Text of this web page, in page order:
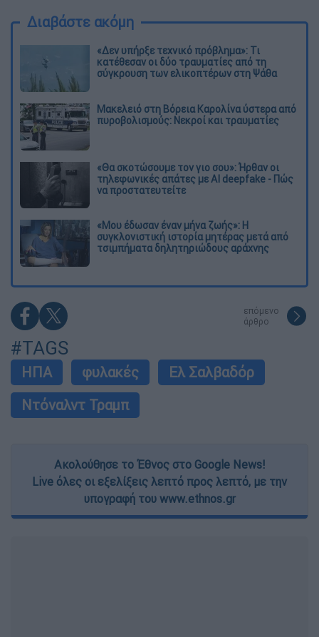
Διαβάστε ακόμη
«Δεν υπήρξε τεχνικό πρόβλημα»: Τι
κατέθεσαν οι δύο τραυματίες από τη
σύγκρουση των ελικοπτέρων στη Ψάθα
Μακελειό στη Βόρεια Καρολίνα ύστερα από
πυροβολισμούς: Νεκροί και τραυματίες
«Θα σκοτώσουμε τον γιο σου»: Ήρθαν οι
τηλεφωνικές απάτες με AI deepfake - Πώς
να προστατευτείτε
«Μου έδωσαν έναν μήνα ζωής»: Η
συγκλονιστική ιστορία μητέρας μετά από
τσιμπήματα δηλητηριώδους αράχνης
επόμενο
άρθρο
#TAGS
ΗΠΑ φυλακές
Ελ Σαλβαδόρ
Ντόναλντ Τραμπ
Ακολούθησε το Έθνος στο Google News!
Live όλες οι εξελίξεις λεπτό προς λεπτό, με την
υπογραφή του www.ethnos.gr